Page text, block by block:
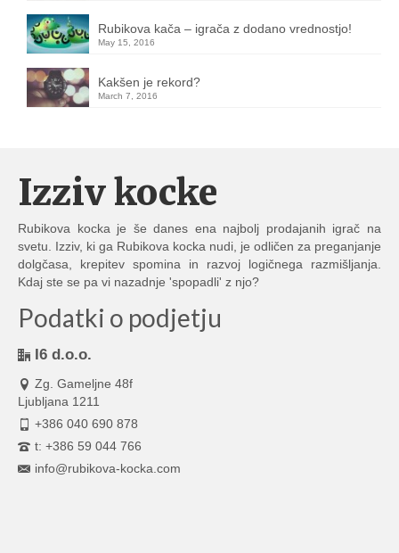
Rubikova kača – igrača z dodano vrednostjo!
May 15, 2016
Kakšen je rekord?
March 7, 2016
Izziv kocke
Rubikova kocka je še danes ena najbolj prodajanih igrač na
svetu. Izziv, ki ga Rubikova kocka nudi, je odličen za preganjanje
dolgčasa, krepitev spomina in razvoj logičnega razmišljanja.
Kdaj ste se pa vi nazadnje 'spopadli' z njo?
Podatki o podjetju
I6 d.o.o.
Zg. Gameljne 48f
Ljubljana 1211
+386 040 690 878
t: +386 59 044 766
info@rubikova-kocka.com